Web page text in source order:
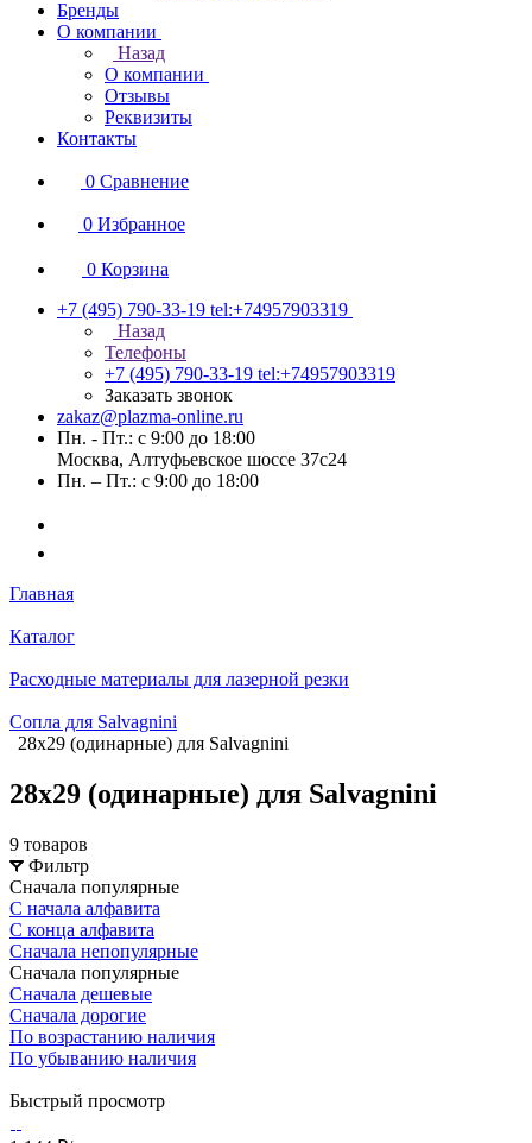
Бренды
О компании
Назад
О компании
Отзывы
Реквизиты
Контакты
0 Сравнение
0 Избранное
0 Корзина
+7 (495) 790-33-19 tel:+74957903319
Назад
Телефоны
+7 (495) 790-33-19 tel:+74957903319
Заказать звонок
zakaz@plazma-online.ru
Пн. - Пт.: с 9:00 до 18:00
Москва, Алтуфьевское шоссе 37с24
Пн. – Пт.: с 9:00 до 18:00
Главная
Каталог
Расходные материалы для лазерной резки
Сопла для Salvagnini
28х29 (одинарные) для Salvagnini
28х29 (одинарные) для Salvagnini
9 товаров
Фильтр
Сначала популярные
С начала алфавита
С конца алфавита
Сначала непопулярные
Сначала популярные
Сначала дешевые
Сначала дорогие
По возрастанию наличия
По убыванию наличия
Быстрый просмотр